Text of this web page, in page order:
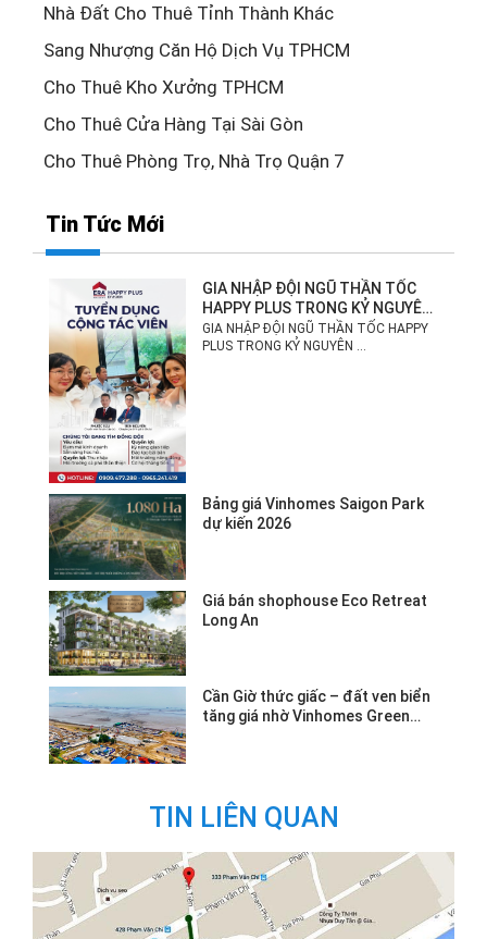
Nhà Đất Cho Thuê Tỉnh Thành Khác
Sang Nhượng Căn Hộ Dịch Vụ TPHCM
Cho Thuê Kho Xưởng TPHCM
Cho Thuê Cửa Hàng Tại Sài Gòn
Cho Thuê Phòng Trọ, Nhà Trọ Quận 7
Tin Tức Mới
GIA NHẬP ĐỘI NGŨ THẦN TỐC
HAPPY PLUS TRONG KỶ NGUYÊN
MỚI!
GIA NHẬP ĐỘI NGŨ THẦN TỐC HAPPY
PLUS TRONG KỶ NGUYÊN ...
Bảng giá Vinhomes Saigon Park
dự kiến 2026
Giá bán shophouse Eco Retreat
Long An
Cần Giờ thức giấc – đất ven biển
tăng giá nhờ Vinhomes Green
TIN LIÊN QUAN